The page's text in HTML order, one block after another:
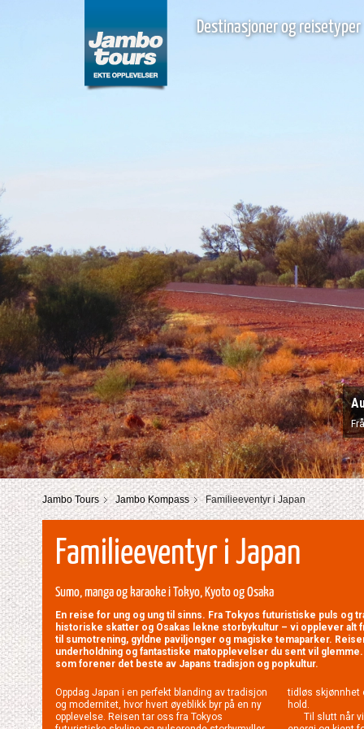
Destinasjoner og reisetyper
Jambo Tours Jambo Kompass Familieeventyr i Japan
Familieeventyr i Japan
Sumo, manga og karaoke i Tokyo, Kyoto og Osaka
En reise for ung og ung til sinns. Fra Tokyos futuristiske puls og
historiske skatter og Osakas lekne storbykultur – vi opplever alt
til sumotrening, gyldne paviljonger og magiske temaparker.
underholdning og fantastiske matopplevelser du sent vil
som forener det beste av Japans tradisjon og popkultur.
Oppdag Japan i en perfekt blanding av tradisjon
og modernitet, hvor hvert øyeblikk byr på en ny
opplevelse. Reisen tar oss fra Tokyos
tidløs skjønnhet
hold.
Til slutt når